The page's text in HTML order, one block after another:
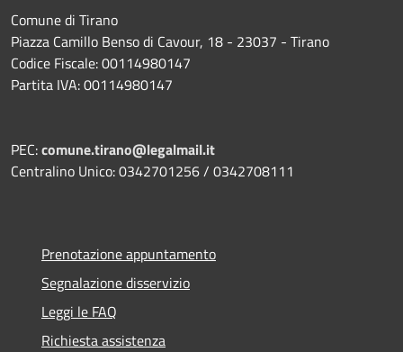
Comune di Tirano
Piazza Camillo Benso di Cavour, 18 - 23037 - Tirano
Codice Fiscale: 00114980147
Partita IVA: 00114980147
PEC:comune.tirano@legalmail.it
Centralino Unico: 0342701256 / 0342708111
Prenotazione appuntamento
Segnalazione disservizio
Leggi le FAQ
Richiesta assistenza